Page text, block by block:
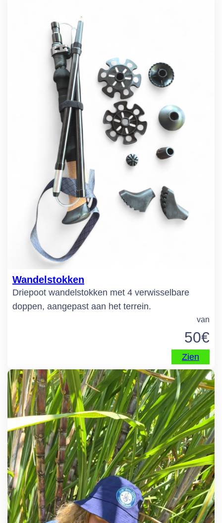
Wandelstokken
Driepoot wandelstokken met 4 verwisselbare
doppen, aangepast aan het terrein.
van
50€
Zien